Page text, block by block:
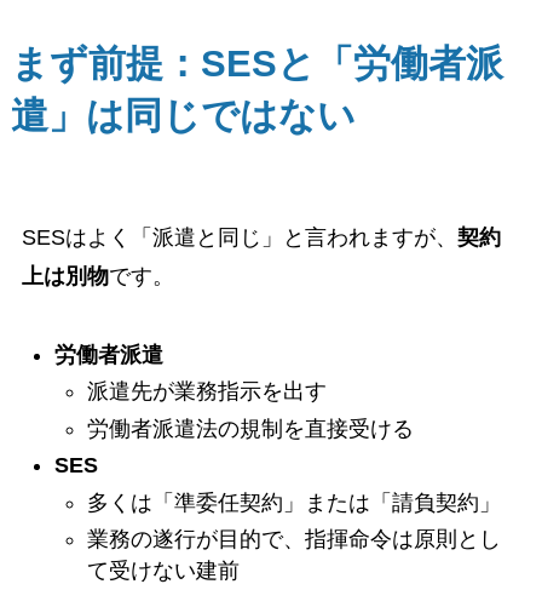
まず前提：SESと「労働者派
遣」は同じではない
SESはよく「派遣と同じ」と言われますが、 契約
上は別物です。
労働者派遣
派遣先が業務指示を出す
労働者派遣法の規制を直接受ける
SES
多くは「準委任契約」または「請負契約」
業務の遂行が目的で、指揮命令は原則とし
て受けない建前